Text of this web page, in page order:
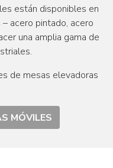
están disponibles en
acero pintado, acero
una amplia gama de
de mesas elevadoras
MÓVILES